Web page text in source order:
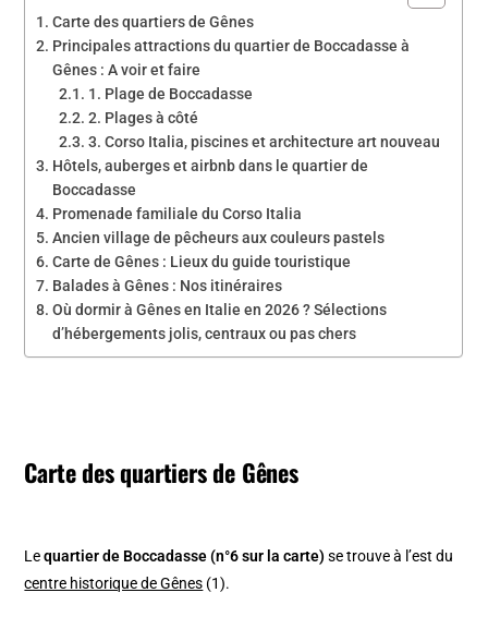
Carte des quartiers de Gênes
Principales attractions du quartier de Boccadasse à
Gênes : A voir et faire
1. Plage de Boccadasse
2. Plages à côté
3. Corso Italia, piscines et architecture art nouveau
Hôtels, auberges et airbnb dans le quartier de
Boccadasse
Promenade familiale du Corso Italia
Ancien village de pêcheurs aux couleurs pastels
Carte de Gênes : Lieux du guide touristique
Balades à Gênes : Nos itinéraires
Où dormir à Gênes en Italie en 2026 ? Sélections
d’hébergements jolis, centraux ou pas chers
Carte des quartiers de Gênes
Lequartier de Boccadasse (n°6 sur la carte) se trouve à l’est du
centre historique de Gênes (1).